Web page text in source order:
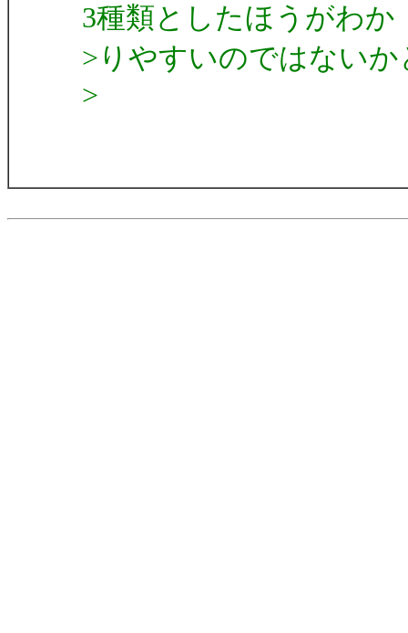
3種類としたほうがわか
>りやすいのではない
>